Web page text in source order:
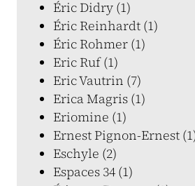
Éric Didry (1)
Éric Reinhardt (1)
Éric Rohmer (1)
Eric Ruf (1)
Eric Vautrin (7)
Erica Magris (1)
Eriomine (1)
Ernest Pignon-Ernest
Eschyle (2)
Espaces 34 (1)